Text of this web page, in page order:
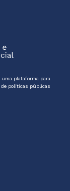
plataforma para
de políticas públicas